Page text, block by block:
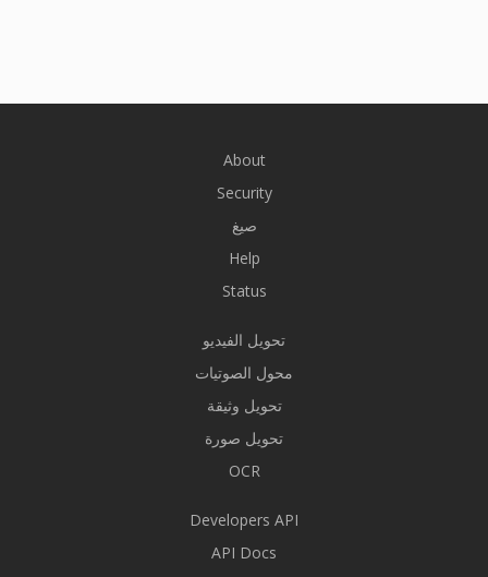
About
Security
صيغ
Help
Status
تحويل الفيديو
محول الصوتيات
تحويل وثيقة
تحويل صورة
OCR
Developers API
API Docs